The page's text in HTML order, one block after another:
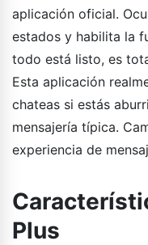
aplicación oficial.
estados y habilita la
todo está listo, es
Esta aplicación
chateas si estás
mensajería típica.
experiencia de
Plus